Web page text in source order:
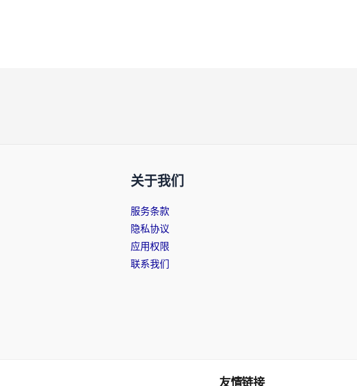
关于我们
服务条款
隐私协议
应用权限
联系我们
友情链接